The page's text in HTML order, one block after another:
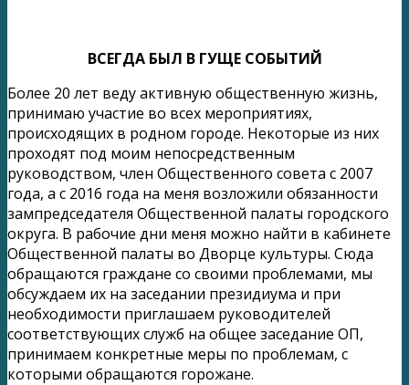
ВСЕГДА БЫЛ В ГУЩЕ СОБЫТИЙ
Более 20 лет веду активную общественную жизнь,
принимаю участие во всех мероприятиях,
происходящих в родном городе. Некоторые из них
проходят под моим непосредственным
руководством, член Общественного совета с 2007
года, а с 2016 года на меня возложили обязанности
зампредседателя Общественной палаты городского
округа. В рабочие дни меня можно найти в кабинете
Общественной палаты во Дворце культуры. Сюда
обращаются граждане со своими проблемами, мы
обсуждаем их на заседании президиума и при
необходимости приглашаем руководителей
соответствующих служб на общее заседание ОП,
принимаем конкретные меры по проблемам, с
которыми обращаются горожане.